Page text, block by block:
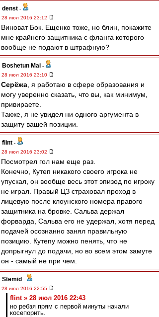
denst -
28 июл 2016 23:12
Виноват Бок. Ещенко тоже, но блин, покажите
мне крайнего защитника с фланга которого
вообще не подают в штрафную?
Boshetun Mai -
28 июл 2016 23:10
Серёжа , я работаю в сфере образования и
могу уверенно сказать, что вы, как минимум,
привираете.
Также, я не увидел ни одного аргумента в
защиту вашей позиции.
flint -
28 июл 2016 23:02
Посмотрел гол нам еще раз.
Конечно, Кутеп никакого своего игрока не
упускал, он вообще весь этот эпизод по игроку
не играл. Правый ЦЗ страховал проход в
лицевую после клоунского номера правого
защитника на бровке. Сальва держал
форварда, Сальва его не удержал, хотя перед
подачей осознанно занял правильную
позицию. Кутепу можно пенять, что не
допрыгнул до подачи, но во всем этом замуте
он - самый не при чем.
Stemid -
28 июл 2016 22:55
flint » 28 июл 2016 22:43
но ребзя прям с первой минуты начали
косепорить.